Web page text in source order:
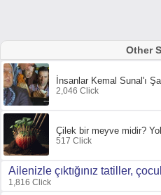
Other
İnsanlar Kemal Sunal'ı
2,046 Click
Çilek bir meyve midir?
517 Click
Ailenizle çıktığınız tatiller,
1,816 Click